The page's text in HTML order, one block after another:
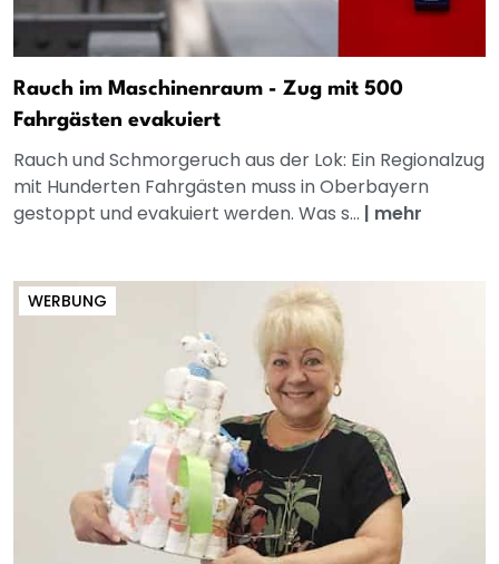
Rauch im Maschinenraum - Zug mit 500
Fahrgästen evakuiert
Rauch und Schmorgeruch aus der Lok: Ein Regionalzug
mit Hunderten Fahrgästen muss in Oberbayern
gestoppt und evakuiert werden. Was s... | mehr
WERBUNG